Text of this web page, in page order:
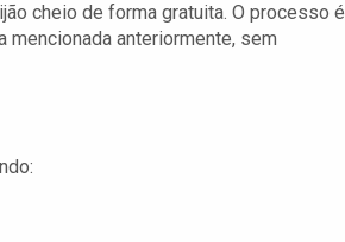
cheio de forma gratuita. O processo é
anteriormente, sem